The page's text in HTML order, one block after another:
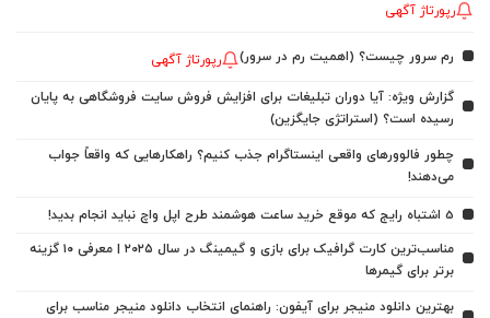
رپورتاژ آگهی
رم سرور چیست؟ (اهمیت رم در سرور) رپورتاژ آگهی
گزارش ویژه: آیا دوران تبلیغات برای افزایش فروش سایت فروشگاهی به پایان
رسیده است؟ (استراتژی جایگزین)
چطور فالوورهای واقعی اینستاگرام جذب کنیم؟ راهکارهایی که واقعاً جواب
می‌دهند!
5 اشتباه رایج که موقع خرید ساعت هوشمند طرح اپل واچ نباید انجام بدید!
مناسب‌ترین کارت گرافیک برای بازی و گیمینگ در سال ۲۰۲۵ | معرفی ۱۰ گزینه
برتر برای گیمرها
بهترین دانلود منیجر برای آیفون: راهنمای انتخاب دانلود منیجر مناسب برای